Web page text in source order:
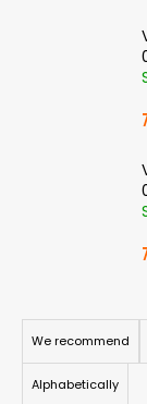
P
o
We recommend
Alphabetically
W
e
r
e